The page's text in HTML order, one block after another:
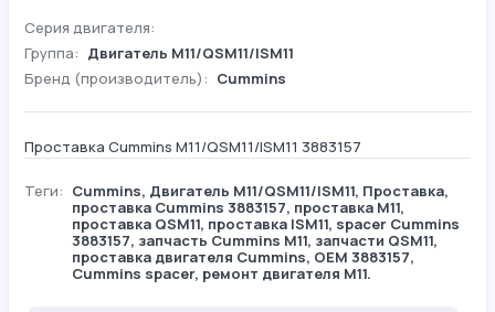
Серия двигателя:
Группа: Двигатель М11/QSM11/ISM11
Бренд (производитель): Cummins
Проставка Cummins М11/QSM11/ISM11 3883157
Теги: Cummins, Двигатель М11/QSM11/ISM11, Проставка,
проставка Cummins 3883157, проставка M11,
проставка QSM11, проставка ISM11, spacer Cummins
3883157, запчасть Cummins M11, запчасти QSM11,
проставка двигателя Cummins, OEM 3883157,
Cummins spacer, ремонт двигателя M11.